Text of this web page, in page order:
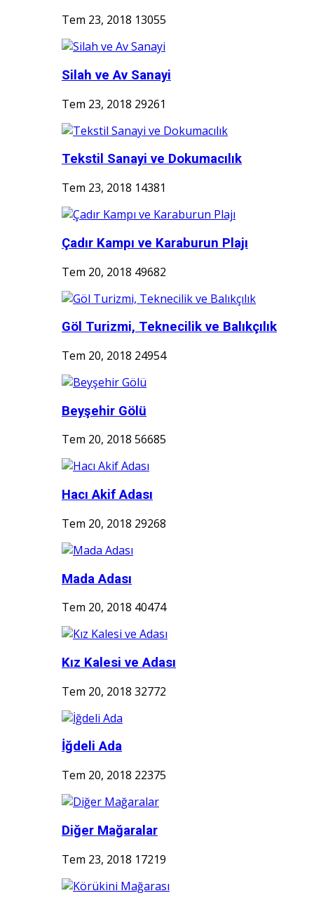
Tem 23, 2018 13055
Silah ve Av Sanayi
Tem 23, 2018 29261
Tekstil Sanayi ve Dokumacılık
Tem 23, 2018 14381
Çadır Kampı ve Karaburun Plajı
Tem 20, 2018 49682
Göl Turizmi, Teknecilik ve Balıkçılık
Tem 20, 2018 24954
Beyşehir Gölü
Tem 20, 2018 56685
Hacı Akif Adası
Tem 20, 2018 29268
Mada Adası
Tem 20, 2018 40474
Kız Kalesi ve Adası
Tem 20, 2018 32772
İğdeli Ada
Tem 20, 2018 22375
Diğer Mağaralar
Tem 23, 2018 17219